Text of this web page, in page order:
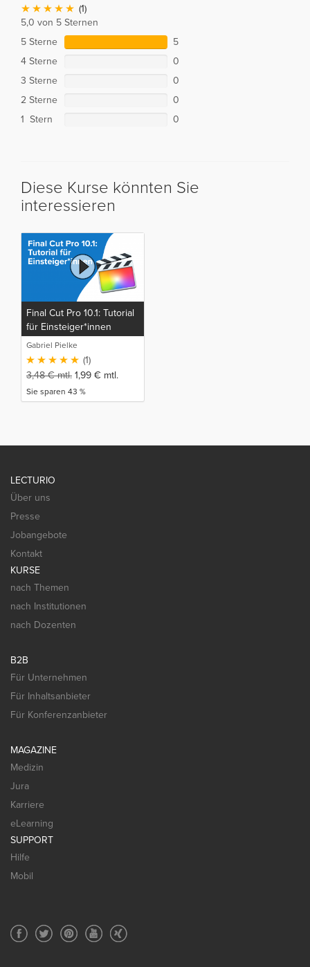
(1)
5,0 von 5 Sternen
5 Sterne
5
4 Sterne
0
3 Sterne
0
2 Sterne
0
1 Stern
0
Diese Kurse könnten Sie
interessieren
Final Cut Pro 10.1: Tutorial
für Einsteiger*innen
Gabriel Pielke
(1)
3,48€mtl. 1,99 € mtl.
Sie sparen 43 %
LECTURIO
Über uns
Presse
Jobangebote
Kontakt
KURSE
nach Themen
nach Institutionen
nach Dozenten
B2B
Für Unternehmen
Für Inhaltsanbieter
Für Konferenzanbieter
MAGAZINE
Medizin
Jura
Karriere
eLearning
SUPPORT
Hilfe
Mobil